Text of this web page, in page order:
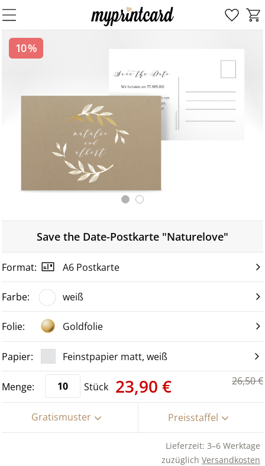
10 %
Save the Date-Postkarte "Naturelove"
A6 Postkarte
weiß
Goldfolie
Feinstpapier matt, weiß
Stück 26,50 €
23,90 €
Gratismuster Preisstaffel
Lieferzeit: 3–6 Werktage
zuzüglich Versandkosten